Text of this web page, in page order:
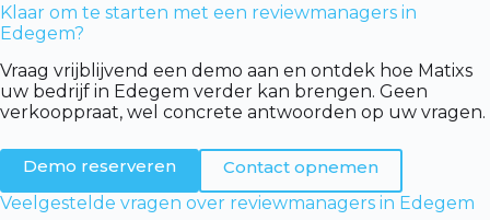
Klaar om te starten met een reviewmanagers in
Edegem?
Vraag vrijblijvend een demo aan en ontdek hoe Matixs
uw bedrijf in Edegem verder kan brengen. Geen
verkooppraat, wel concrete antwoorden op uw vragen.
Demo reserveren
Contact opnemen
Veelgestelde vragen over reviewmanagers in Edegem